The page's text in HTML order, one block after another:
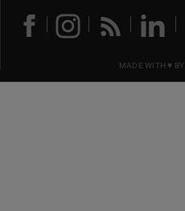
MADE WITH ♥ BY